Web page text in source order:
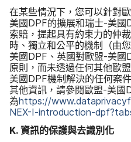
在​某些​情況​下，​您可以​針對​
美國DPF的​擴展​和​瑞士-美國
索賠，​提起​具有​約​束力​的​仲
時、​獨立​和​公平​的​機制​（​由​
美國DPF 、​英國​對​歐盟-美國
原則，​而​未​透過​任何​其他​歐盟
美國DPF機制​解決​的​任何​案
其他​資訊，​請​參閱​歐盟-美國
為https://www.
NEX-I-introduction-dpf?
K. 資訊​的​保護​與​去識別​化